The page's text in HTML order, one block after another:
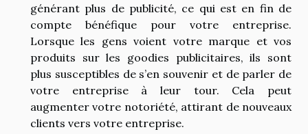
générant plus de publicité, ce qui est en fin de
compte bénéfique pour votre entreprise.
Lorsque les gens voient votre marque et vos
produits sur les goodies publicitaires, ils sont
plus susceptibles de s’en souvenir et de parler de
votre entreprise à leur tour. Cela peut
augmenter votre notoriété, attirant de nouveaux
clients vers votre entreprise.